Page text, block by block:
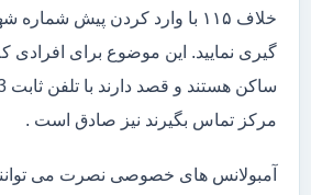
خلاف ۱۱۵ با وارد کردن پیش
گیری نمایید. این موضوع برای
مرکز تماس بگیرند نیز صادق است .
آمبولانس های خصوصی نصرت می